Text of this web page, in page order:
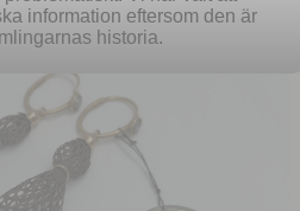
information eftersom den är
historia.